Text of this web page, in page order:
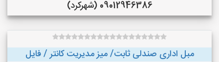
09012946386 (شهرکرد)
مبل اداری صندلی ثابت/ میز مدیریت کانتر / فایل